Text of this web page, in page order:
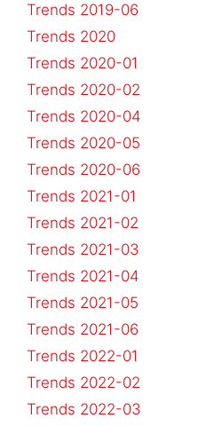
Trends 2019-06
Trends 2020
Trends 2020-01
Trends 2020-02
Trends 2020-04
Trends 2020-05
Trends 2020-06
Trends 2021-01
Trends 2021-02
Trends 2021-03
Trends 2021-04
Trends 2021-05
Trends 2021-06
Trends 2022-01
Trends 2022-02
Trends 2022-03